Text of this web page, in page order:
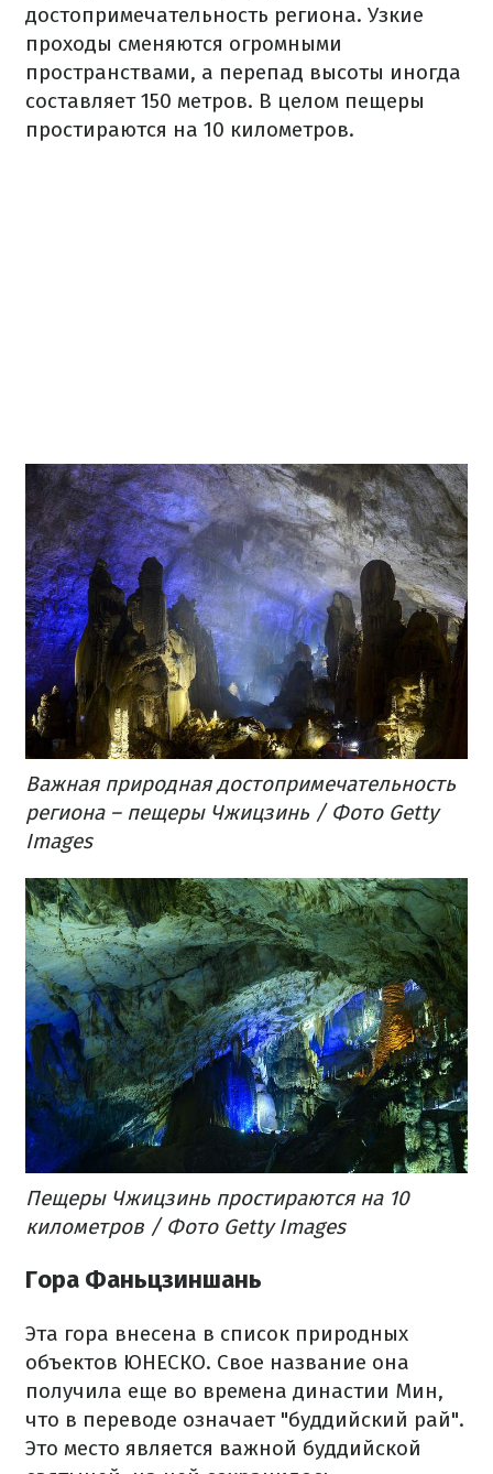
достопримечательность региона. Узкие
проходы сменяются огромными
пространствами, а перепад высоты иногда
составляет 150 метров. В целом пещеры
простираются на 10 километров.
Важная природная достопримечательность
региона – пещеры Чжицзинь / Фото Getty
Images
Пещеры Чжицзинь простираются на 10
километров / Фото Getty Images
Гора Фаньцзиншань
Эта гора внесена в список природных
объектов ЮНЕСКО. Свое название она
получила еще во времена династии Мин,
что в переводе означает "буддийский рай".
Это место является важной буддийской